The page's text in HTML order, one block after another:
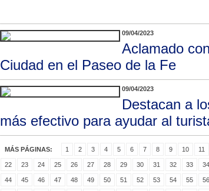
09/04/2023
Aclamado
Ciudad en el Paseo de la Fe
09/04/2023
Destacan a
más efectivo para ayudar al
MÁS PÁGINAS: 1 2 3 4 5 6 7 8 9 10 11
22 23 24 25 26 27 28 29 30 31 32 33 34
44 45 46 47 48 49 50 51 52 53 54 55 56